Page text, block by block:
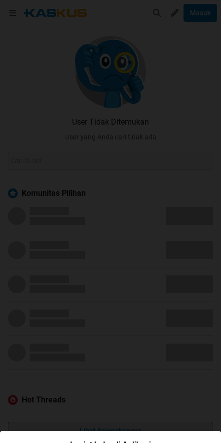
Masuk
User Tidak Ditemukan
User yang Anda cari tidak ada
Komunitas Pilihan
Hot Threads
Lihat Selengkapnya